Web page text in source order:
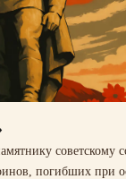
советскому
погибших при